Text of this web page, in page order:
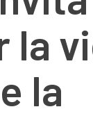
la
la